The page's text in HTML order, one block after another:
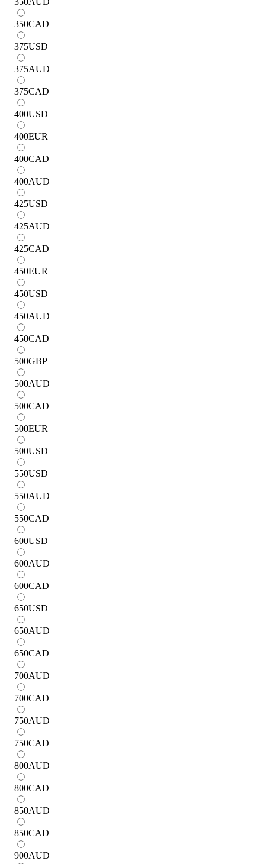
350CAD
375USD
375AUD
375CAD
400USD
400EUR
400CAD
400AUD
425USD
425AUD
425CAD
450EUR
450USD
450AUD
450CAD
500GBP
500AUD
500CAD
500EUR
500USD
550USD
550AUD
550CAD
600USD
600AUD
600CAD
650USD
650AUD
650CAD
700AUD
700CAD
750AUD
750CAD
800AUD
800CAD
850AUD
850CAD
900AUD